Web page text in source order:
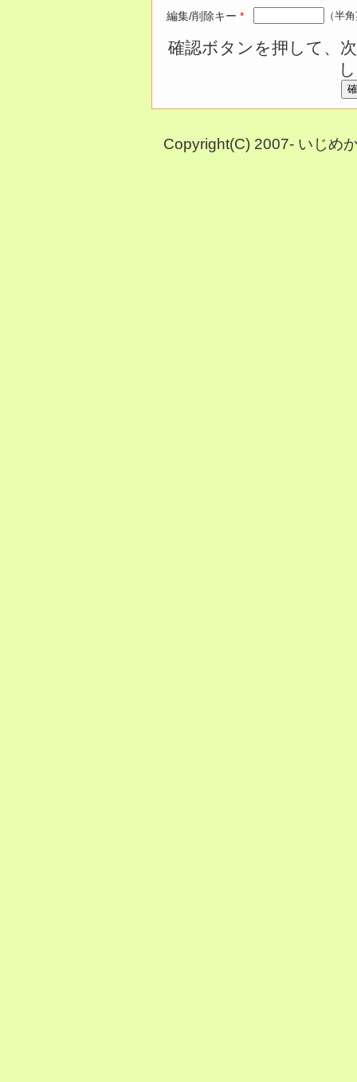
編集/削除キー * （半
確認ボタンを押して、
Copyright(C) 2007- いじめ